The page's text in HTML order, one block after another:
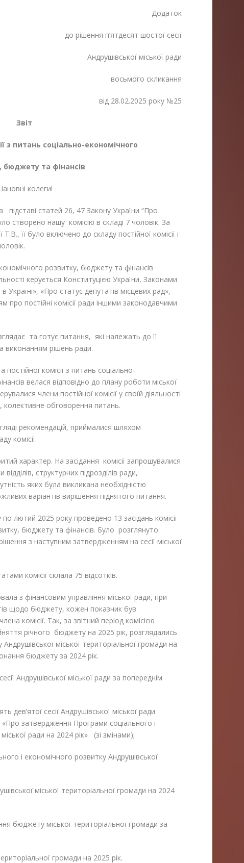
Додаток
до рішення п’ятдесят шостої сесії
Андрушівської міської ради
восьмого скликання
від 28.02.2025 року №25
Звіт
з питань соціально-економічного
бюджету та фінансів
колеги!
підставі статей 26, 47 Закону України “Про
створено нашу комісію в складі 7 чоловік. За
її було включено до складу постійної комісії і
розвитку, бюджету та фінансів
керується Конституцією України, Законами
«Про статус депутатів місцевих рад»,
постійні комісії ради іншими законодавчими
та готує питання, які належать до її
виконанням рішень ради.
комісії з питань соціально-
велася відповідно до плану роботи міської
члени постійної комісії у своїй діяльності
колективне обговорення питань.
рекомендацій, приймалися шляхом
комісії.
характер. На засідання комісії запрошувалися
структурних підрозділів ради,
яких була викликана необхідністю
варіантів вирішення піднятого питання.
лютий 2025 року проведено 13 засідань комісії
бюджету та фінансів. Було розглянуто
з наступним затвердженням на сесії міської
комісії склала 75 відсотків.
з фінансовим управління міської ради, при
щодо бюджету, кожен показник був
комісії. Так, за звітний період комісією
річного бюджету на 2025 рік, розглядались
міської територіальної громади на
бюджету за 2024 рік.
Андрушівської міської ради за попереднім
дев’ятої сесії Андрушівської міської ради
затвердження Програми соціального і
ради на 2024 рік» (зі змінами);
і економічного розвитку Андрушівської
міської територіальної громади на 2024
бюджету міської територіальної громади за
громади на 2025 рік.